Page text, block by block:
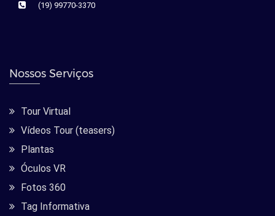
(19) 99770-3370
Nossos Serviços
Tour Virtual
Vídeos Tour (teasers)
Plantas
Óculos VR
Fotos 360
Tag Informativa